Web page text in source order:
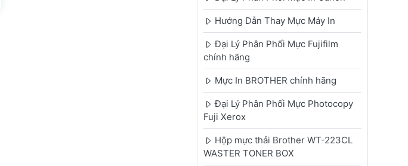
Hướng Dẫn Thay Mực Máy In
Đại Lý Phân Phối Mực Fujifilm
chính hãng
Mực In BROTHER chính hãng
Đại Lý Phân Phối Mực Photocopy
Fuji Xerox
Hộp mực thải Brother WT-223CL
WASTER TONER BOX